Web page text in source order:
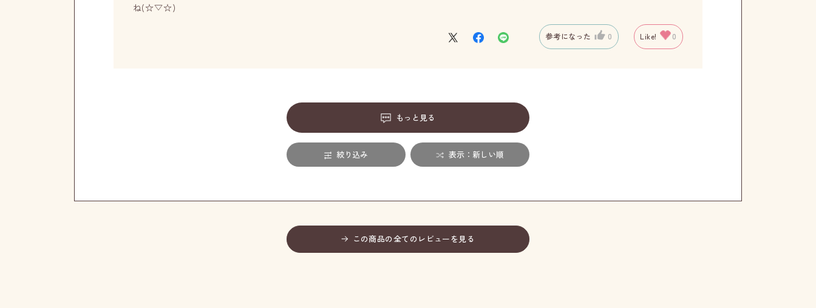
ね(⁠☆⁠▽⁠☆⁠)
参考になった 0 Like! 0
もっと見る
絞り込み 表示：新しい順
この商品の全てのレビューを見る